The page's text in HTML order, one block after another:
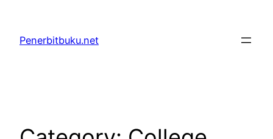
content
Penerbitbuku.net